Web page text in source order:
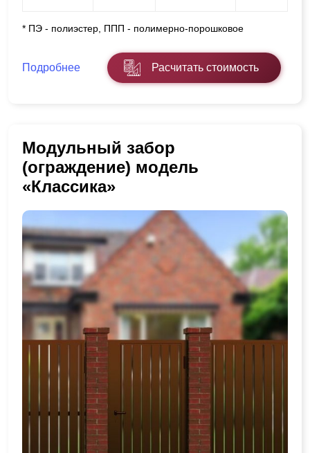
* ПЭ - полиэстер, ППП - полимерно-порошковое
Подробнее Расчитать стоимость
Модульный забор
(ограждение) модель
«Классика»